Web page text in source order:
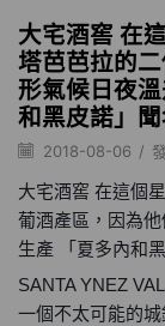
大宅酒窖 在
塔芭芭拉的
形氣候日夜
和黑皮諾」聞
2018-08-06 /
大宅酒窖 在這個
葡酒產區，因為
生產 「夏多內和
SANTA YNEZ
一個不太可能的